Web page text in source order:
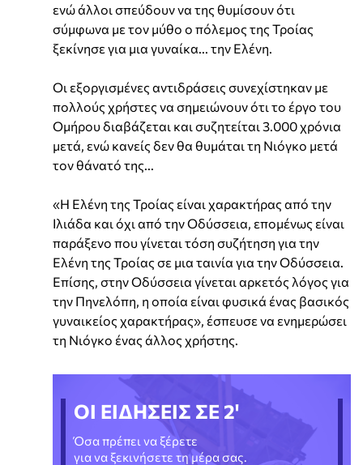
ενώ άλλοι σπεύδουν να της θυμίσουν ότι
σύμφωνα με τον μύθο ο πόλεμος της Τροίας
ξεκίνησε για μια γυναίκα... την Ελένη.
Οι εξοργισμένες αντιδράσεις συνεχίστηκαν με
πολλούς χρήστες να σημειώνουν ότι το έργο του
Ομήρου διαβάζεται και συζητείται 3.000 χρόνια
μετά, ενώ κανείς δεν θα θυμάται τη Νιόγκο μετά
τον θάνατό της...
«Η Ελένη της Τροίας είναι χαρακτήρας από την
Ιλιάδα και όχι από την Οδύσσεια, επομένως είναι
παράξενο που γίνεται τόση συζήτηση για την
Ελένη της Τροίας σε μια ταινία για την Οδύσσεια.
Επίσης, στην Οδύσσεια γίνεται αρκετός λόγος για
την Πηνελόπη, η οποία είναι φυσικά ένας βασικός
γυναικείος χαρακτήρας», έσπευσε να ενημερώσει
τη Νιόγκο ένας άλλος χρήστης.
ΟΙ ΕΙΔΗΣΕΙΣ ΣΕ 2'
Όσα πρέπει να ξέρετε
για να ξεκινήσετε τη μέρα σας.